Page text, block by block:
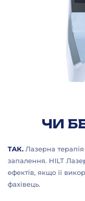
ЧИ
ТАК. Лазерна
запалення. HILT
ефектів, якщо її
фахівець.